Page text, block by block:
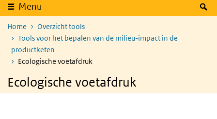
Menu
Home
Overzicht tools
Tools voor het bepalen van de milieu-impact in de
productketen
Ecologische voetafdruk
Ecologische voetafdruk